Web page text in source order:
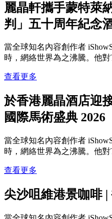
麗晶軒攜手蒙特萊
判」五十周年紀念
當全球知名內容創作者
時，網絡世界為之沸騰。他
查看更多
於香港麗晶酒店迎
國際馬術盛典 2026
當全球知名內容創作者
時，網絡世界為之沸騰。他
查看更多
尖沙咀維港景咖啡